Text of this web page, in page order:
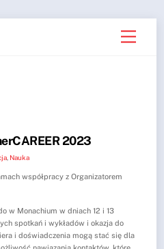
Menu
2023
, Nauka
współpracy z Organizatorem
w Monachium w dniach 12 i 13
spotkań i wykładów i okazja do
i doświadczenia mogą stać się dla